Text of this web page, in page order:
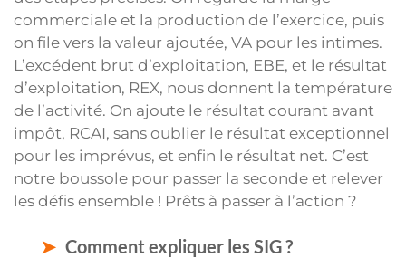
commerciale et la production de l’exercice, puis
on file vers la valeur ajoutée, VA pour les intimes.
L’excédent brut d’exploitation, EBE, et le résultat
d’exploitation, REX, nous donnent la température
de l’activité. On ajoute le résultat courant avant
impôt, RCAI, sans oublier le résultat exceptionnel
pour les imprévus, et enfin le résultat net. C’est
notre boussole pour passer la seconde et relever
les défis ensemble ! Prêts à passer à l’action ?
Comment expliquer les SIG ?